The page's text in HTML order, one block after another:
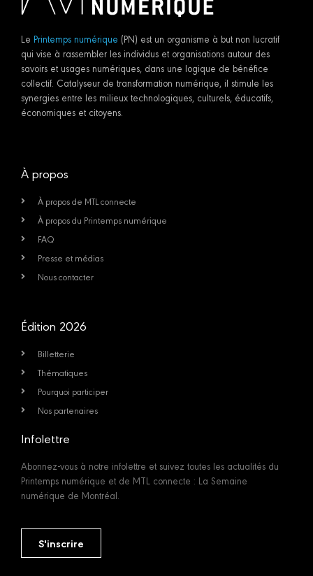
Le Printemps numérique (PN) est un organisme à but non lucratif
qui vise à rassembler les individus et organisations autour des
savoirs et usages numériques, dans une logique de bénéfice
collectif. Catalyseur de transformation numérique, il stimule les
synergies entre les milieux technologiques, culturels, éducatifs,
économiques et citoyens.
À propos
À propos de MTL connecte
À propos du Printemps numérique
FAQ
Presse et médias
Nous contacter
Édition 2026
Billetterie
Thématiques
Pourquoi participer
Nos partenaires
Infolettre
Abonnez-vous à notre infolettre et suivez toutes les actualités du
Printemps numérique et de MTL connecte : La Semaine
numérique de Montréal.
S'inscrire